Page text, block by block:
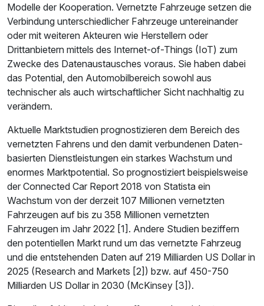
Modelle der Kooperation. Vernetzte Fahrzeuge setzen die
Verbindung unterschiedlicher Fahrzeuge untereinander
oder mit weiteren Akteuren wie Herstellern oder
Drittanbietern mittels des Internet-of-Things (IoT) zum
Zwecke des Datenaustausches voraus. Sie haben dabei
das Potential, den Automobilbereich sowohl aus
technischer als auch wirtschaftlicher Sicht nachhaltig zu
verändern.
Aktuelle Marktstudien prognostizieren dem Bereich des
vernetzten Fahrens und den damit verbundenen Daten-
basierten Dienstleistungen ein starkes Wachstum und
enormes Marktpotential. So prognostiziert beispielsweise
der Connected Car Report 2018 von Statista ein
Wachstum von der derzeit 107 Millionen vernetzten
Fahrzeugen auf bis zu 358 Millionen vernetzten
Fahrzeugen im Jahr 2022 [1]. Andere Studien beziffern
den potentiellen Markt rund um das vernetzte Fahrzeug
und die entstehenden Daten auf 219 Milliarden US Dollar in
2025 (Research and Markets [2]) bzw. auf 450-750
Milliarden US Dollar in 2030 (McKinsey [3]).